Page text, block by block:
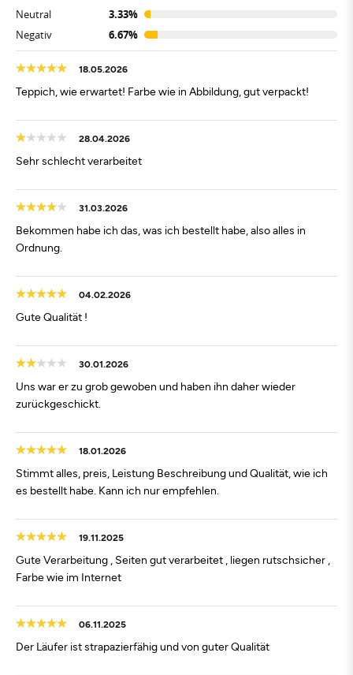
Neutral
3.33%
Negativ
6.67%
18.05.2026
Teppich, wie erwartet! Farbe wie in Abbildung, gut verpackt!
28.04.2026
Sehr schlecht verarbeitet
31.03.2026
Bekommen habe ich das, was ich bestellt habe, also alles in
Ordnung.
04.02.2026
Gute Qualität !
30.01.2026
Uns war er zu grob gewoben und haben ihn daher wieder
zurückgeschickt.
18.01.2026
Stimmt alles, preis, Leistung Beschreibung und Qualität, wie ich
es bestellt habe. Kann ich nur empfehlen.
19.11.2025
Gute Verarbeitung , Seiten gut verarbeitet , liegen rutschsicher ,
Farbe wie im Internet
06.11.2025
Der Läufer ist strapazierfähig und von guter Qualität